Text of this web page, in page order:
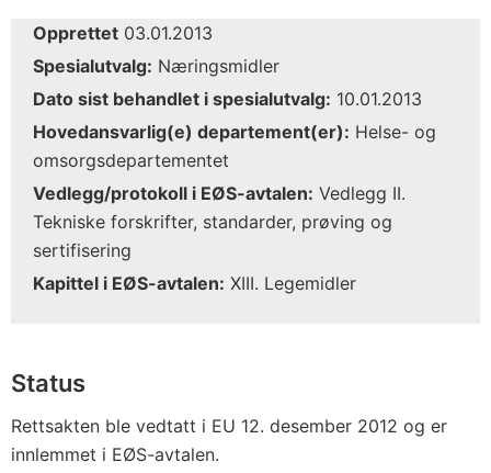
Opprettet 03.01.2013
Spesialutvalg: Næringsmidler
Dato sist behandlet i spesialutvalg: 10.01.2013
Hovedansvarlig(e) departement(er): Helse- og
omsorgsdepartementet
Vedlegg/protokoll i EØS-avtalen: Vedlegg II.
Tekniske forskrifter, standarder, prøving og
sertifisering
Kapittel i EØS-avtalen: XIII. Legemidler
Status
Rettsakten ble vedtatt i EU 12. desember 2012 og er
innlemmet i EØS-avtalen.